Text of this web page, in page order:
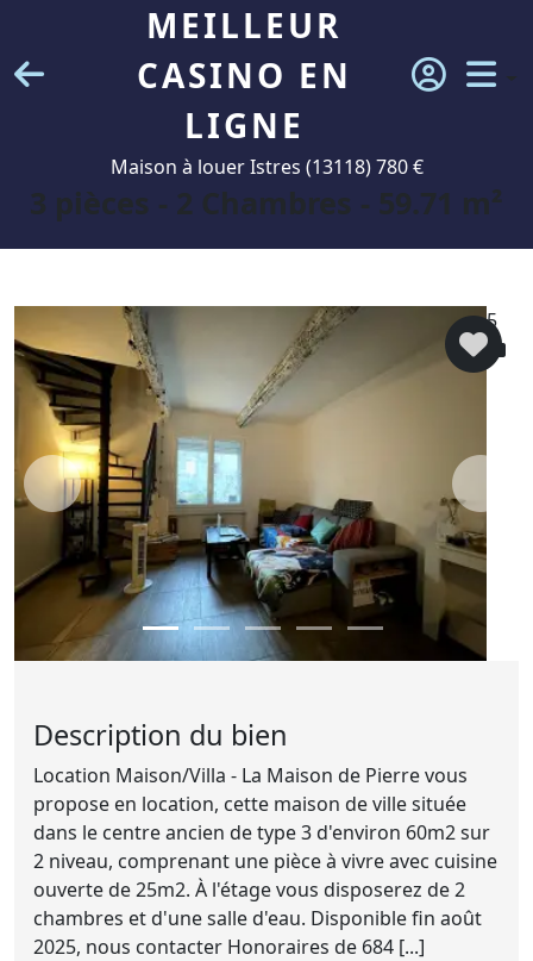
MEILLEUR
CASINO EN
LIGNE
Maison à louer Istres (13118) 780 €
3 pièces - 2 Chambres - 59.71 m²
5
Description du bien
Location Maison/Villa - La Maison de Pierre vous
propose en location, cette maison de ville située
dans le centre ancien de type 3 d'environ 60m2 sur
2 niveau, comprenant une pièce à vivre avec cuisine
ouverte de 25m2. À l'étage vous disposerez de 2
chambres et d'une salle d'eau. Disponible fin août
2025, nous contacter Honoraires de 684 [...]